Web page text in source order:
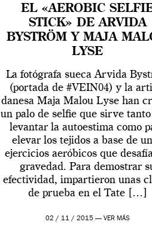
EL «AEROBIC
STICK» DE ARVIDA
BYSTRÖM Y MAJA
LYSE
La fotógrafa sueca Arvida
(portada de #VEIN04) y la
danesa Maja Malou Lyse han
un palo de selfie que sirve
levantar la autoestima como
elevar los tejidos a base de
ejercicios aeróbicos que
gravedad. Para demostrar
efectividad, impartieron unas
de prueba en el Tate […]
02 / 11 / 2015 — VER MÁS